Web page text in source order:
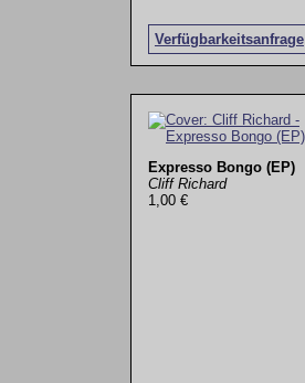
Verfügbarkeitsanfrage
Expresso Bongo (EP)
Cliff Richard
1,00 €